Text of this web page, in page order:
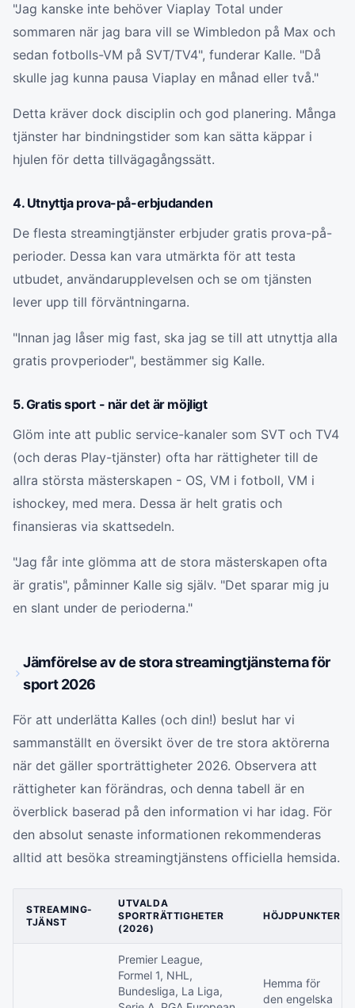
"Jag kanske inte behöver Viaplay Total under
sommaren när jag bara vill se Wimbledon på Max och
sedan fotbolls-VM på SVT/TV4", funderar Kalle. "Då
skulle jag kunna pausa Viaplay en månad eller två."
Detta kräver dock disciplin och god planering. Många
tjänster har bindningstider som kan sätta käppar i
hjulen för detta tillvägagångssätt.
4. Utnyttja prova-på-erbjudanden
De flesta streamingtjänster erbjuder gratis prova-på-
perioder. Dessa kan vara utmärkta för att testa
utbudet, användarupplevelsen och se om tjänsten
lever upp till förväntningarna.
"Innan jag låser mig fast, ska jag se till att utnyttja alla
gratis provperioder", bestämmer sig Kalle.
5. Gratis sport - när det är möjligt
Glöm inte att public service-kanaler som SVT och TV4
(och deras Play-tjänster) ofta har rättigheter till de
allra största mästerskapen - OS, VM i fotboll, VM i
ishockey, med mera. Dessa är helt gratis och
finansieras via skattsedeln.
"Jag får inte glömma att de stora mästerskapen ofta
är gratis", påminner Kalle sig själv. "Det sparar mig ju
en slant under de perioderna."
Jämförelse av de stora streamingtjänsterna för
sport 2026
För att underlätta Kalles (och din!) beslut har vi
sammanställt en översikt över de tre stora aktörerna
när det gäller sporträttigheter 2026. Observera att
rättigheter kan förändras, och denna tabell är en
överblick baserad på den information vi har idag. För
den absolut senaste informationen rekommenderas
alltid att besöka streamingtjänstens officiella hemsida.
STREAMING-
TJÄNST
UTVALDA
SPORTRÄTTIGHETER
(2026)
HÖJDPUNKTER
Premier League,
Formel 1, NHL,
Bundesliga, La Liga,
Hemma för
den engelska